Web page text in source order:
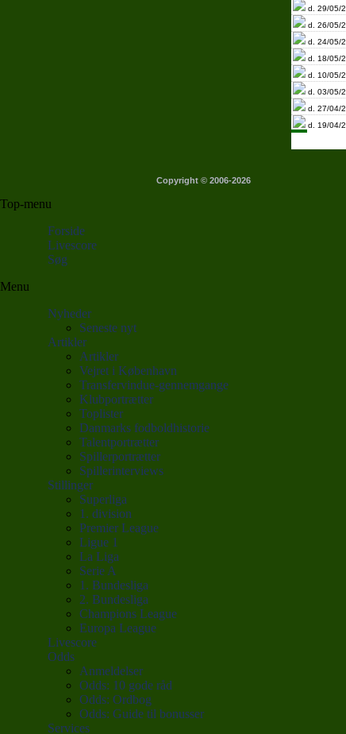
d. 29/05/
d. 26/05/
d. 24/05/
d. 18/05/
d. 10/05/
d. 03/05/
d. 27/04/
d. 19/04/
Copyright © 2006-2026
Top-menu
Forside
Livescore
Søg
Menu
Nyheder
Seneste nyt
Artikler
Artikler
Vejret i København
Transfervindue-gennemgange
Klubportrætter
Toplister
Danmarks fodboldhistorie
Talentportrætter
Spillerportrætter
Spillerinterviews
Stillinger
Superliga
1. division
Premier League
Ligue 1
La Liga
Serie A
1. Bundesliga
2. Bundesliga
Champions League
Europa League
Livescore
Odds
Anmeldelser
Odds: 10 gode råd
Odds: Ordbog
Odds: Guide til bonusser
Services